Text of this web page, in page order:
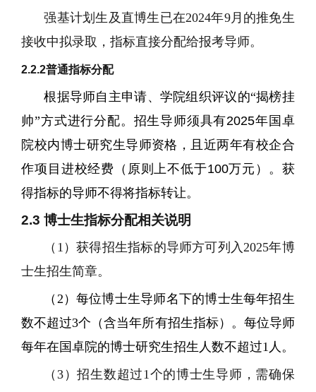
强基计划生及直博生已在2024年9月的推免生
接收中拟录取，指标直接分配给报考导师。
2.2.2普通指标分配
根据导师自主申请、学院组织评议的“揭榜挂
帅”方式进行分配。招生导师须具有2025年国卓
院校内博士研究生导师资格，且近两年有校企合
作项目进校经费（原则上不低于100万元）。获
得指标的导师不得将指标转让。
2.3博士生指标分配相关说明
（ 1 ）获得招生指标的导师方可列入 2025年博
士生招生简章。
（ 2 ）每位博士生导师名下的博士生每年招生
数不超过3个（含当年所有招生指标）。 每位导师
每年在国卓院的博士研究生招生人数不超过1 人。
（3 ）招生数超过1 个的博士生导师，需确保